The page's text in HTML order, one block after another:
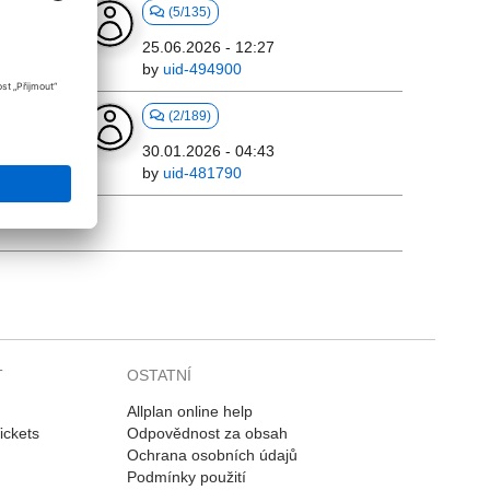
(5/135)
25.06.2026 - 12:27
by uid-494900
(2/189)
30.01.2026 - 04:43
by uid-481790
OSTATNÍ
Allplan online help
Odpovědnost za obsah
Ochrana osobních údajů
Podmínky použití